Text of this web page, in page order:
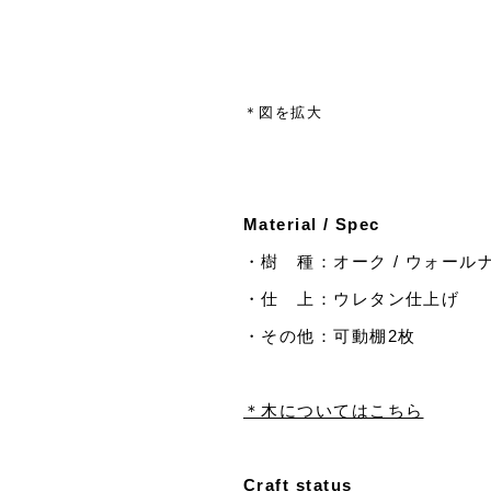
＊図を拡大
Material / Spec
・樹 種：オーク / ウォール
・仕 上：ウレタン仕上げ
・その他：可動棚2枚
＊木についてはこちら
Craft status